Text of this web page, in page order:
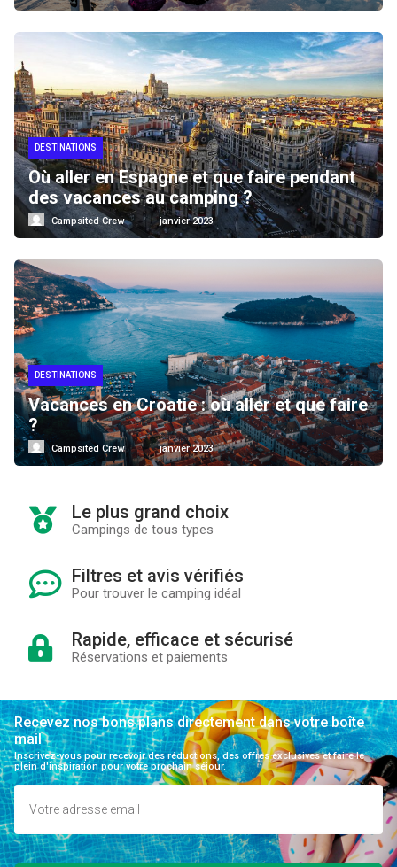
DESTINATIONS
Où aller en Espagne et que faire pendant
des vacances au camping ?
Campsited Crew janvier 2023
DESTINATIONS
Vacances en Croatie : où aller et que faire
?
Campsited Crew janvier 2023
Le plus grand choix
Campings de tous types
Filtres et avis vérifiés
Pour trouver le camping idéal
Rapide, efficace et sécurisé
Réservations et paiements
Recevez nos bons plans directement dans votre boîte
mail
Inscrivez-vous pour recevoir des réductions, des offres exclusives et faire le
plein d'inspiration pour votre prochain séjour.